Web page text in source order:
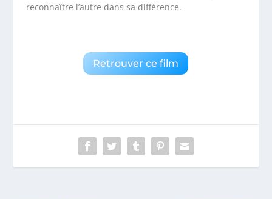
reconnaître l’autre dans sa différence.
Retrouver ce film